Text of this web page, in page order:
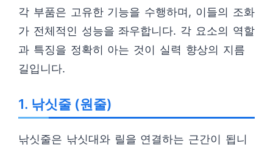
각 부품은 고유한 기능을 수행하며, 이들의 조화
가 전체적인 성능을 좌우합니다. 각 요소의 역할
과 특징을 정확히 아는 것이 실력 향상의 지름
길입니다.
1. 낚싯줄 (원줄)
낚싯줄은 낚싯대와 릴을 연결하는 근간이 됩니